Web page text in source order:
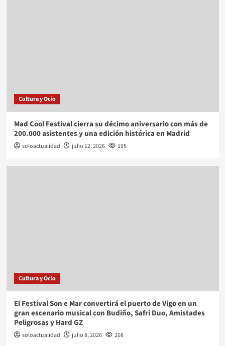
Cultura y Ocio
Mad Cool Festival cierra su décimo aniversario con más de
200.000 asistentes y una edición histórica en Madrid
soloactualidad julio 12, 2026 195
Cultura y Ocio
El Festival Son e Mar convertirá el puerto de Vigo en un
gran escenario musical con Budiño, Safri Duo, Amistades
Peligrosas y Hard GZ
soloactualidad julio 8, 2026 208